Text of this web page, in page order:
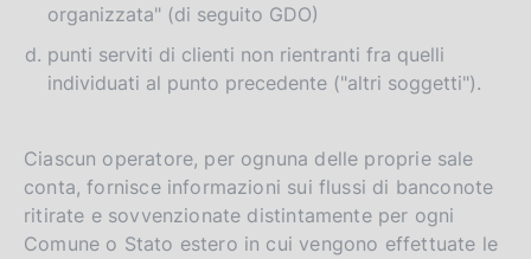
organizzata" (di seguito GDO)
punti serviti di clienti non rientranti fra quelli
individuati al punto precedente ("altri soggetti").
Ciascun operatore, per ognuna delle proprie sale
conta, fornisce informazioni sui flussi di banconote
ritirate e sovvenzionate distintamente per ogni
Comune o Stato estero in cui vengono effettuate le